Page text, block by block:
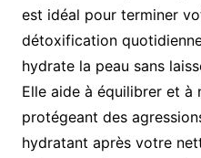
est idéal pour terminer
détoxification
hydrate la peau sans
Elle aide à équilibrer et à
protégeant des
hydratant après votre